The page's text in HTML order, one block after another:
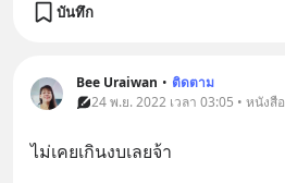
บันทึก
Bee Uraiwan • ติดตาม
24 พ.ย. 2022 เวลา 03:05 • หนังสือ
ไม่เคยเกินงบเลยจ้า